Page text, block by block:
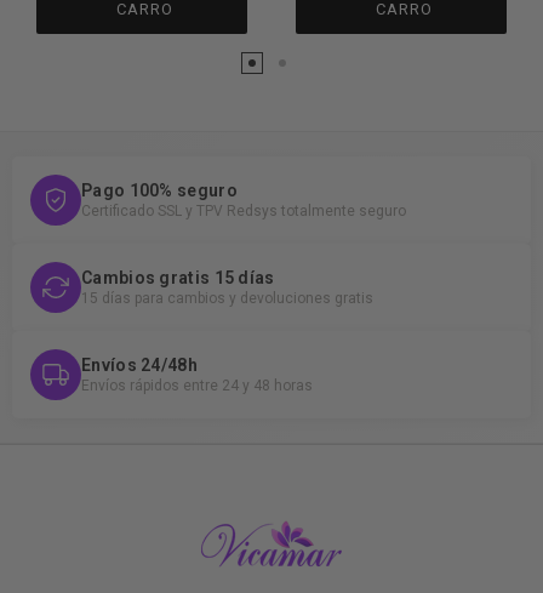
CARRO CARRO
Pago 100% seguro
Certificado SSL y TPV Redsys totalmente seguro
Cambios gratis 15 días
15 días para cambios y devoluciones gratis
Envíos 24/48h
Envíos rápidos entre 24 y 48 horas